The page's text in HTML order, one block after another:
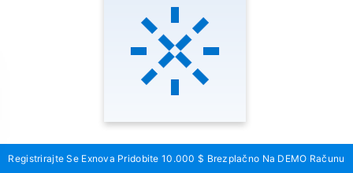
Obiščite spletno mesto
Registrirajte Se Exnova Pridobite 10.000 $ Brezplačno Na DEMO Računu